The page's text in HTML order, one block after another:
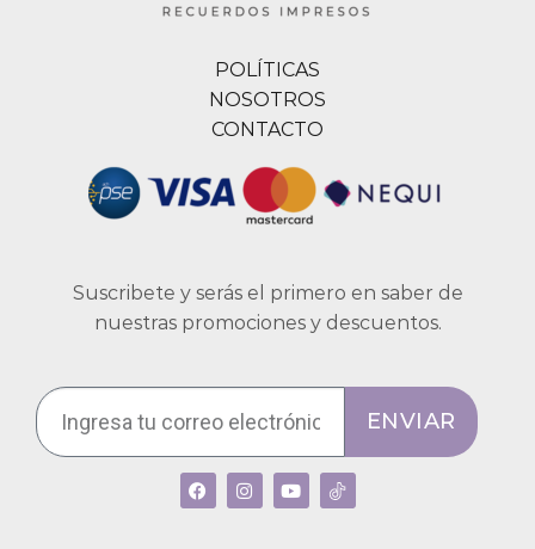
POLÍTICAS
NOSOTROS
CONTACTO
Suscribete y serás el primero en saber de
nuestras promociones y descuentos.
ENVIAR